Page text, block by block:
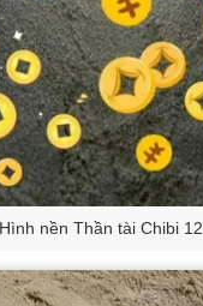
Hình nền Thần tài Chibi 12